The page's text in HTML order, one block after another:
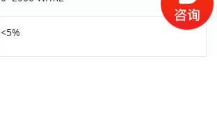
<5%